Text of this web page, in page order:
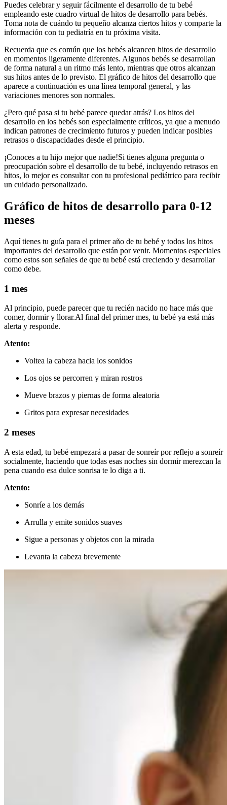
Puedes celebrar y seguir fácilmente el desarrollo de tu bebé
empleando este cuadro virtual de hitos de desarrollo para bebés.
Toma nota de cuándo tu pequeño alcanza ciertos hitos y comparte la
información con tu pediatría en tu próxima visita.
Recuerda que es común que los bebés alcancen hitos de desarrollo
en momentos ligeramente diferentes. Algunos bebés se desarrollan
de forma natural a un ritmo más lento, mientras que otros alcanzan
sus hitos antes de lo previsto. El gráfico de hitos del desarrollo que
aparece a continuación es una línea temporal general, y las
variaciones menores son normales.
¿Pero qué pasa si tu bebé parece quedar atrás? Los hitos del
desarrollo en los bebés son especialmente críticos, ya que a menudo
indican patrones de crecimiento futuros y pueden indicar posibles
retrasos o discapacidades desde el principio.
¡Conoces a tu hijo mejor que nadie!Si tienes alguna pregunta o
preocupación sobre el desarrollo de tu bebé, incluyendo retrasos en
hitos, lo mejor es consultar con tu profesional pediátrico para recibir
un cuidado personalizado.
Gráfico de hitos de desarrollo para 0-12
meses
Aquí tienes tu guía para el primer año de tu bebé y todos los hitos
importantes del desarrollo que están por venir. Momentos especiales
como estos son señales de que tu bebé está creciendo y desarrollar
como debe.
1 mes
Al principio, puede parecer que tu recién nacido no hace más que
comer, dormir y llorar.Al final del primer mes, tu bebé ya está más
alerta y responde.
Atento:
Voltea la cabeza hacia los sonidos
Los ojos se percorren y miran rostros
Mueve brazos y piernas de forma aleatoria
Gritos para expresar necesidades
2 meses
A esta edad, tu bebé empezará a pasar de sonreír por reflejo a sonreír
socialmente, haciendo que todas esas noches sin dormir merezcan la
pena cuando esa dulce sonrisa te lo diga a ti.
Atento:
Sonríe a los demás
Arrulla y emite sonidos suaves
Sigue a personas y objetos con la mirada
Levanta la cabeza brevemente